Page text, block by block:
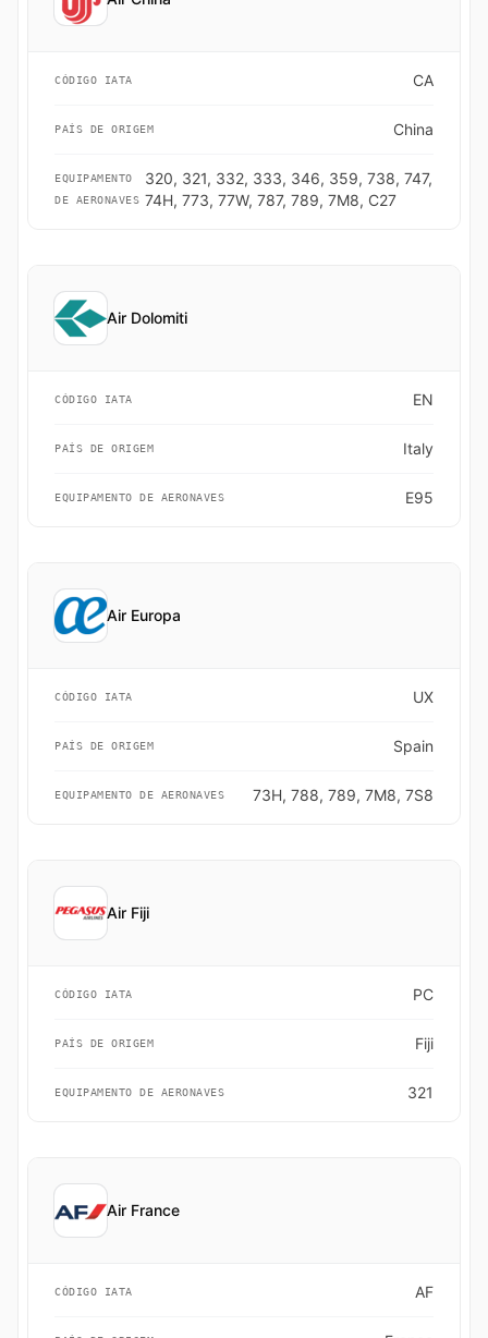
CÓDIGO IATA CA
PAÍS DE ORIGEM China
EQUIPAMENTO
DE AERONAVES
320, 321, 332, 333, 346, 359, 738, 747,
74H, 773, 77W, 787, 789, 7M8, C27
Air Dolomiti
CÓDIGO IATA EN
PAÍS DE ORIGEM Italy
EQUIPAMENTO DE AERONAVES E95
Air Europa
CÓDIGO IATA UX
PAÍS DE ORIGEM Spain
EQUIPAMENTO DE AERONAVES 73H, 788, 789, 7M8, 7S8
Air Fiji
CÓDIGO IATA PC
PAÍS DE ORIGEM Fiji
EQUIPAMENTO DE AERONAVES 321
Air France
CÓDIGO IATA AF